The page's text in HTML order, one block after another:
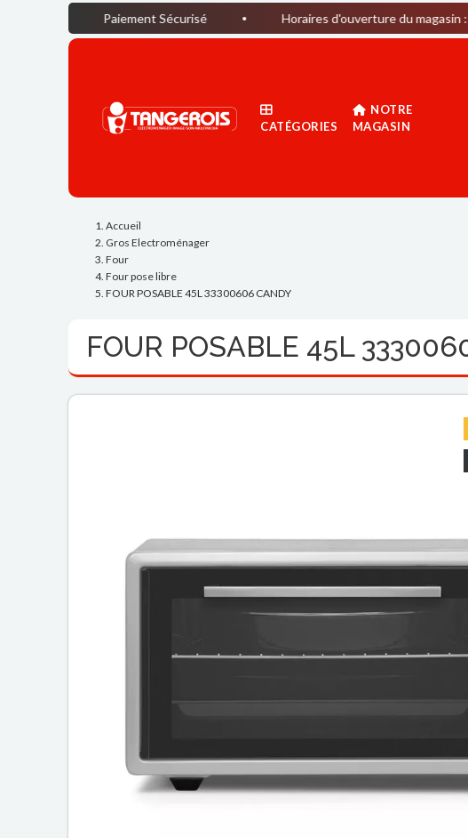
Paiement Sécurisé Horaires d'ouverture du magasin : Du lundi au
CATÉGORIES
NOTRE
MAGASIN
Accueil
Gros Electroménager
Four
Four pose libre
FOUR POSABLE 45L 33300606 CANDY
FOUR POSABLE 45L